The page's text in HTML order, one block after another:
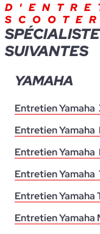
SCOOTER
SUIVANTES
YAMAHA
Entretien Yamaha
Entretien Yamaha
Entretien Yamaha
Entretien Yamaha
Entretien Yamaha
Entretien Yamaha